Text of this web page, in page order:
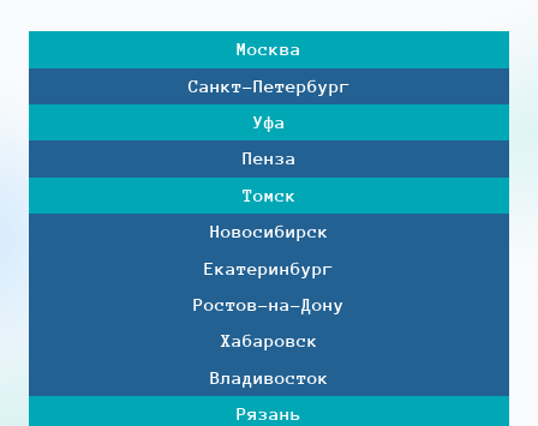
Москва
Санкт-Петербург
Уфа
Пенза
Томск
Новосибирск
Екатеринбург
Ростов-на-Дону
Хабаровск
Владивосток
Рязань